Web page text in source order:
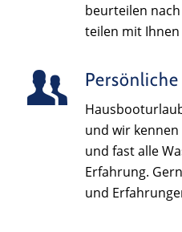
beurteilen
teilen mit Ihnen
und wir
und fast alle
Erfahrung.
und